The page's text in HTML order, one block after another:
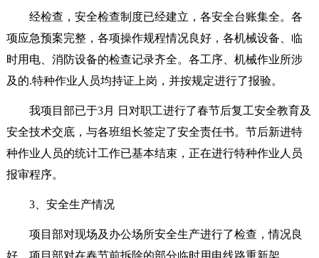
经检查，安全检查制度已经建立，各安全台账集全。各
项应急预案完整，各项操作规程情况良好，各机械设备、临
时用电、消防设备的检查记录齐全。各工序、机械作业所涉
及的.特种作业人员均持证上岗，并按规定进行了报验。
我项目部已于3月 日对职工进行了春节后复工安全教育及
安全技术交底，与各班组长签定了安全责任书。节后新进特
种作业人员的统计工作已基本结束，正在进行特种作业人员
报审程序。
3、安全生产情况
项目部对现场及办公场所安全生产进行了检查，情况良
好。项目部对在春节前拆除的部分临时用电线路重新架